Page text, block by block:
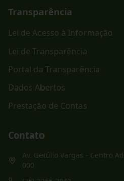
Transparência
Lei de Acesso à Informação
Lei de Transparência
Portal da Transparência
Dados Abertos
Prestação de Contas
Contato
Av. Getúlio Vargas - Centro
000